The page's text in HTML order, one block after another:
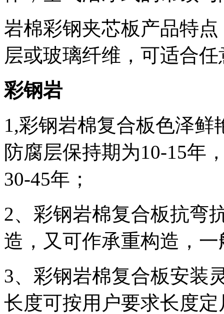
岩棉彩钢夹芯板产品特
层或玻璃纤维，可适合
彩钢岩
1,彩钢岩棉复合板色泽鲜
防腐层保持期为10-15年
30-45年；
2、彩钢岩棉复合板抗弯
造，又可作承重构造，
3、彩钢岩棉复合板安装
长度可按用户要求长度